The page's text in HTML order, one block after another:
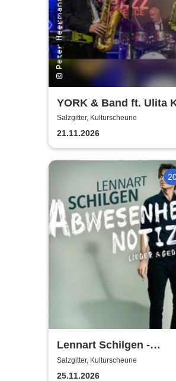
YORK & Band ft. Ulita
Salzgitter, Kulturscheune
21.11.2026
Lennart Schilgen -
Abwesenheitsnotizen
Salzgitter, Kulturscheune
25.11.2026